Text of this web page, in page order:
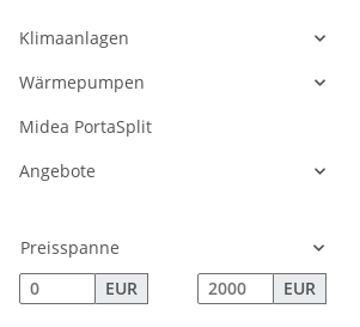
Klimaanlagen
Wärmepumpen
Midea PortaSplit
Angebote
Preisspanne
EUR
EUR